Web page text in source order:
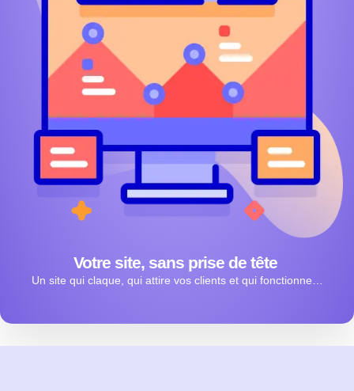
Votre site, sans prise de tête
Un site qui claque, qui attire vos clients et qui fonctionne…